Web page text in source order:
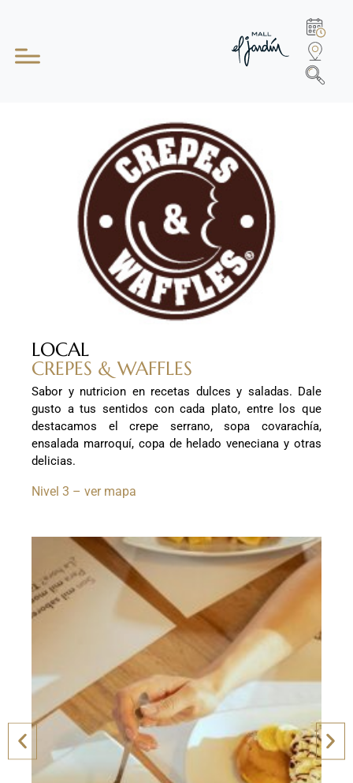
LOCAL
CREPES & WAFFLES
Sabor y nutricion en recetas dulces y saladas. Dale
gusto a tus sentidos con cada plato, entre los que
destacamos el crepe serrano, sopa covarachía,
ensalada marroquí, copa de helado veneciana y otras
delicias.
Nivel 3 – ver mapa